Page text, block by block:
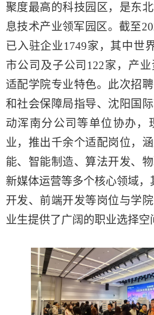
聚度最高的科技园区，是东
息技术产业领军园区。截至
已入驻企业1749家，其中世
市公司及子公司122家，产
适配学院专业特色。此次招
和社会保障局指导、沈阳国
动浑南分公司等单位协办，
业，推出千余个适配岗位，
能、智能制造、算法开发、
新媒体运营等多个核心领域，
开发、前端开发等岗位与学
业生提供了广阔的职业选择空